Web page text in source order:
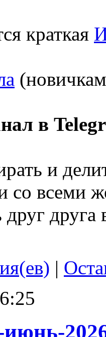
краткая
в
и
со всеми
|